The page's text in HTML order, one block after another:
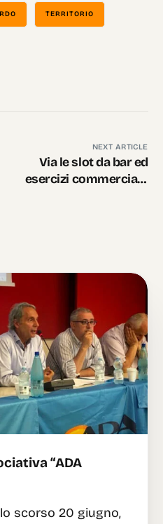
TERRITORIO
NEXT ARTICLE
Via le slot da bar ed
esercizi commerciali?
“ADA
scorso 20 giugno,